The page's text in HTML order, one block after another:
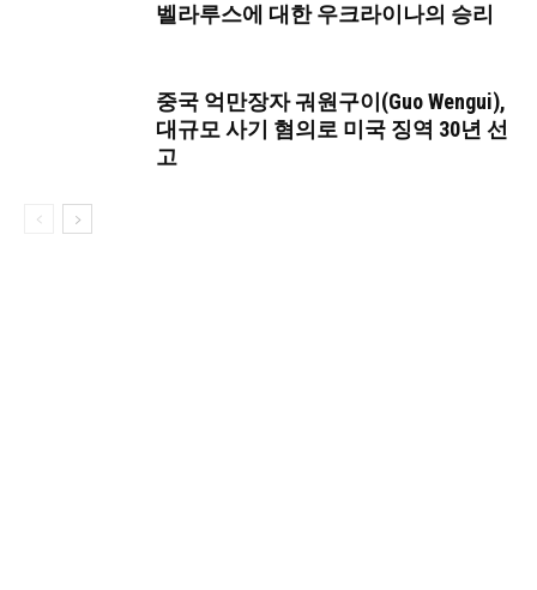
벨라루스에 대한 우크라이나의 승리
중국 억만장자 궈원구이(Guo Wengui),
대규모 사기 혐의로 미국 징역 30년 선
고